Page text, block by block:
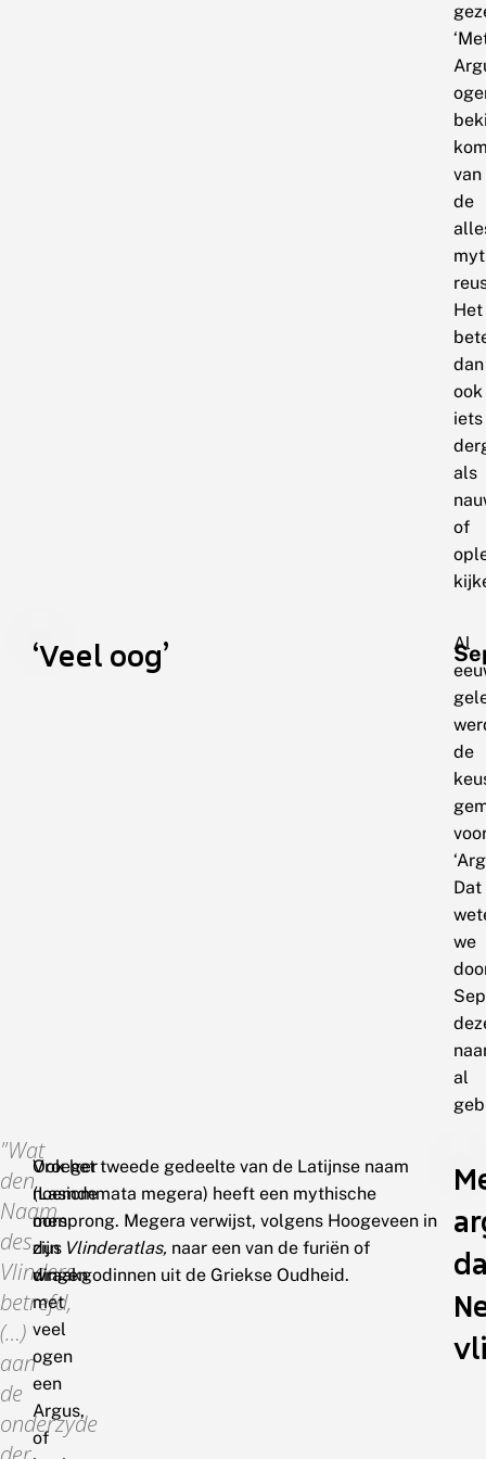
van
de
Het
dan
ook
iets
als
of
‘Veel oog’
Al
de
Dat
we
al
Wat
den
Naam
des
Vlinders
betrefd,
(…)
aan
de
onderzyde
Vroeger
noemde
men
dus
dingen
met
veel
ogen
een
Argus,
of
Ook het tweede gedeelte van de Latijnse naam
(Lasiommata megera) heeft een mythische
oorsprong. Megera verwijst, volgens Hoogeveen in
zijn Vlinderatlas, naar een van de furiën of
wraakgodinnen uit de Griekse Oudheid.